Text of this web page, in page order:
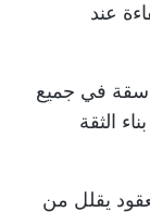
عند
في جميع
الثقة
يقلل من